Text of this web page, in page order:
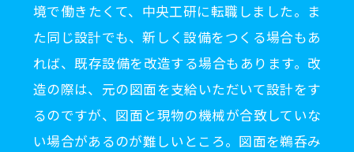
境で働きたくて、中央工研に転職しました。ま
た同じ設計でも、新しく設備をつくる場合もあ
れば、既存設備を改造する場合もあります。改
造の際は、元の図面を支給いただいて設計をす
るのですが、図面と現物の機械が合致していな
い場合があるのが難しいところ。図面を鵜呑み